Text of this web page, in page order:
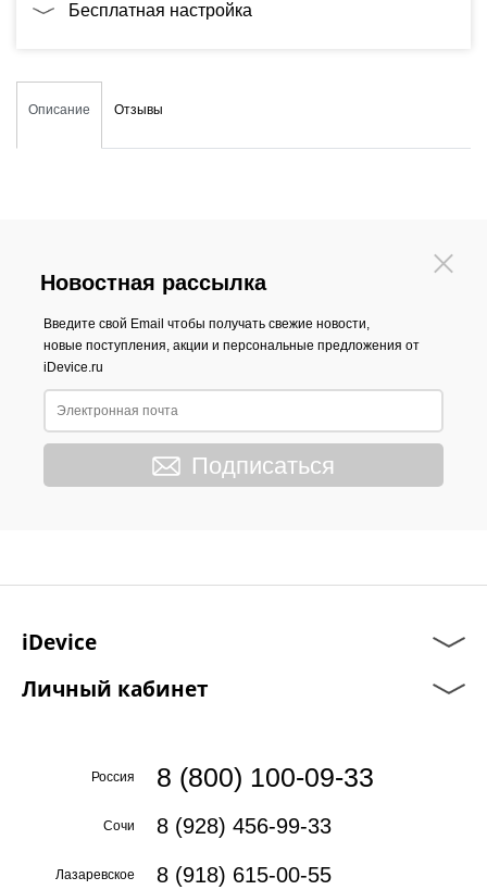
Бесплатная настройка
Описание Отзывы
Новостная рассылка
Введите свой Email чтобы получать свежие новости,
новые поступления, акции и персональные предложения от
iDevice.ru
Подписаться
iDevice
Личный кабинет
Россия 8 (800) 100-09-33
Сочи 8 (928) 456-99-33
Лазаревское 8 (918) 615-00-55